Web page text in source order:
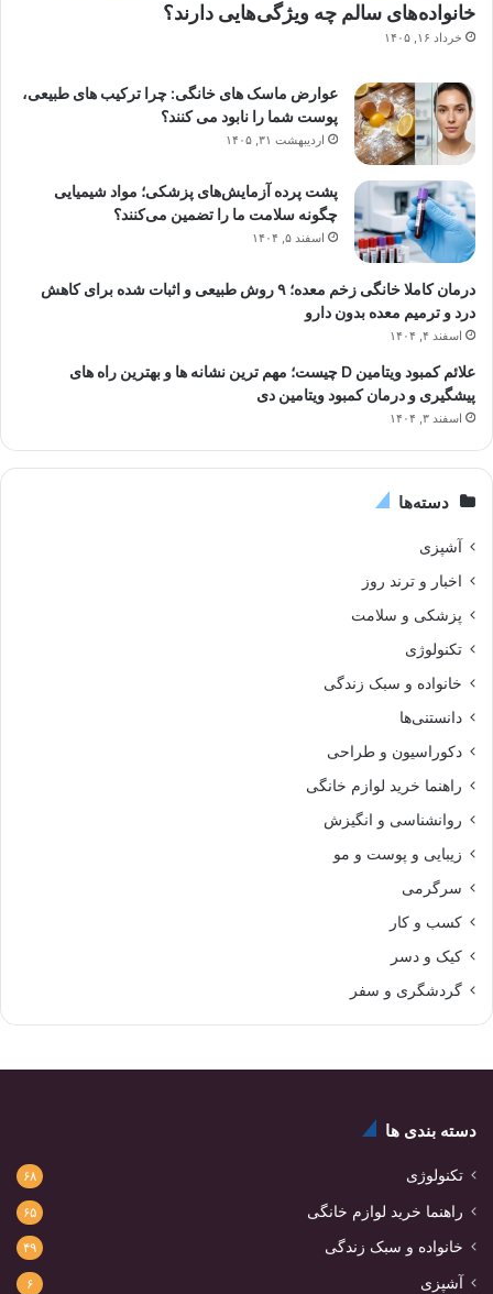
خانواده‌های سالم چه ویژگی‌هایی دارند؟
خرداد ۱۶, ۱۴۰۵
عوارض ماسک های خانگی: چرا ترکیب های طبیعی،
پوست شما را نابود می کنند؟
اردیبهشت ۳۱, ۱۴۰۵
پشت پرده آزمایش‌های پزشکی؛ مواد شیمیایی
چگونه سلامت ما را تضمین می‌کنند؟
اسفند ۵, ۱۴۰۴
درمان کاملا خانگی زخم معده؛ ۹ روش طبیعی و اثبات شده برای کاهش
درد و ترمیم معده بدون دارو
اسفند ۴, ۱۴۰۴
علائم کمبود ویتامین D چیست؛ مهم ترین نشانه ها و بهترین راه های
پیشگیری و درمان کمبود ویتامین دی
اسفند ۳, ۱۴۰۴
دسته‌ها
آشپزی
اخبار و ترند روز
پزشکی و سلامت
تکنولوژی
خانواده و سبک زندگی
دانستنی‌ها
دکوراسیون و طراحی
راهنما خرید لوازم خانگی
روانشناسی و انگیزش
زیبایی و پوست و مو
سرگرمی
کسب و کار
کیک و دسر
گردشگری و سفر
دسته بندی ها
تکنولوژی ۶۸
راهنما خرید لوازم خانگی ۶۵
خانواده و سبک زندگی ۴۹
آشپزی ۶